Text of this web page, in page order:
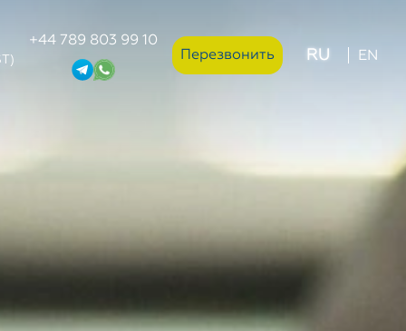
+44 789 803 99 10
Перезвонить
RU EN